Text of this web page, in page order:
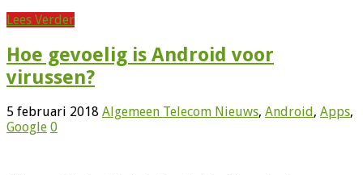
Lees Verder
Hoe gevoelig is Android voor
virussen?
5 februari 2018 Algemeen Telecom Nieuws, Android , Apps,
Google 0